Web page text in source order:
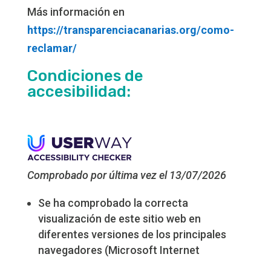
Más información en
https://transparenciacanarias.org/como-
reclamar/
Condiciones de
accesibilidad:
Comprobado por última vez el 13/07/2026
Se ha comprobado la correcta
visualización de este sitio web en
diferentes versiones de los principales
navegadores (Microsoft Internet